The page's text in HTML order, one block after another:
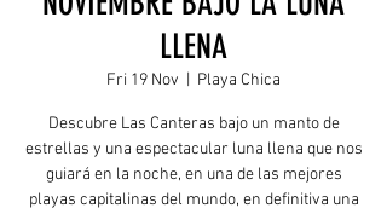
LLENA
Fri 19 Nov Playa Chica
Descubre Las Canteras bajo un manto de
estrellas y una espectacular luna llena que nos
guiará en la noche, en una de las mejores
playas capitalinas del mundo, en definitiva una